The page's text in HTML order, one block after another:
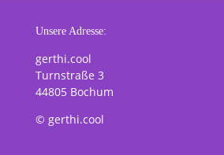
Unsere Adresse:
gerthi.cool
Turnstraße 3
44805 Bochum
© gerthi.cool